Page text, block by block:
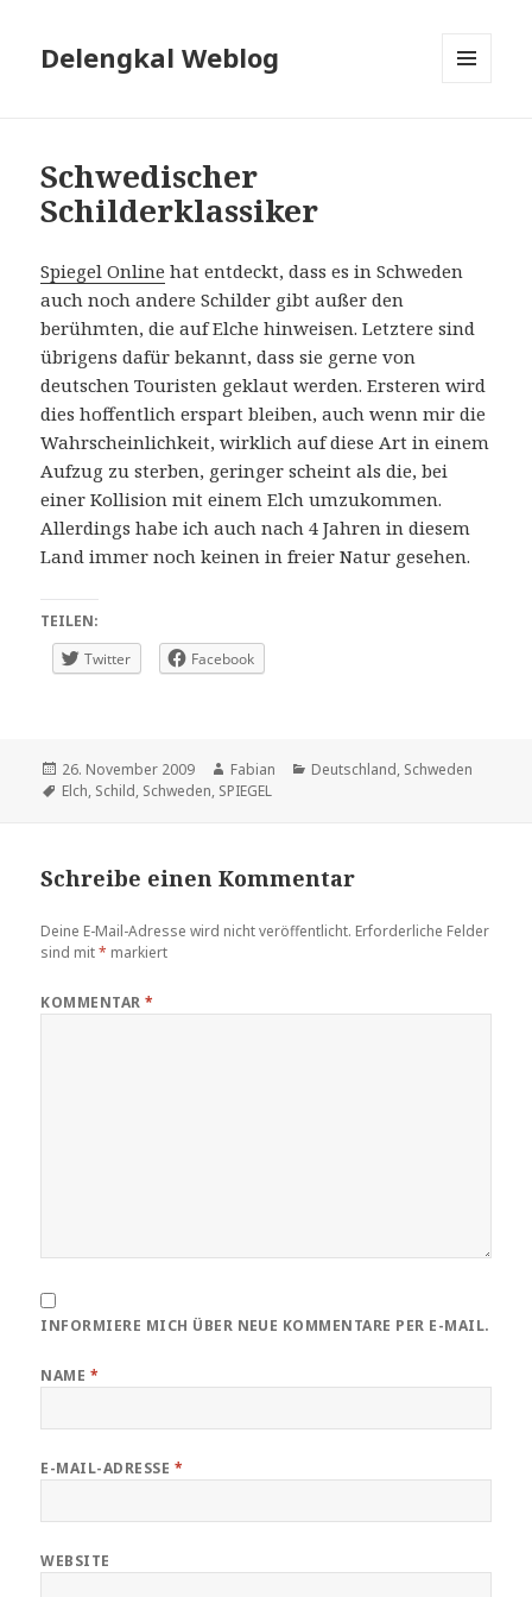
Delengkal Weblog
Schwedischer
Schilderklassiker
Spiegel Online hat entdeckt, dass es in Schweden
auch noch andere Schilder gibt außer den
berühmten, die auf Elche hinweisen. Letztere sind
übrigens dafür bekannt, dass sie gerne von
deutschen Touristen geklaut werden. Ersteren wird
dies hoffentlich erspart bleiben, auch wenn mir die
Wahrscheinlichkeit, wirklich auf diese Art in einem
Aufzug zu sterben, geringer scheint als die, bei
einer Kollision mit einem Elch umzukommen.
Allerdings habe ich auch nach 4 Jahren in diesem
Land immer noch keinen in freier Natur gesehen.
TEILEN:
Twitter
Facebook
Veröffentlicht
am
26. November 2009 Autor
Fabian Kategorien
Deutschland, Schweden
Schlagwörter
Elch, Schild, Schweden, SPIEGEL
Schreibe einen Kommentar
Deine E-Mail-Adresse wird nicht veröffentlicht. Erforderliche Felder
sind mit* markiert
KOMMENTAR*
INFORMIERE MICH ÜBER NEUE KOMMENTARE PER E-MAIL.
NAME *
E-MAIL-ADRESSE *
WEBSITE